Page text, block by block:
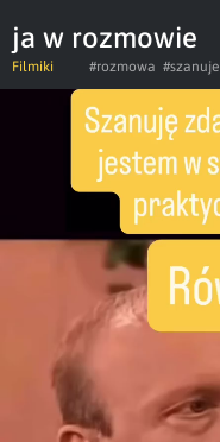
ja w rozmowie
Filmiki #rozmowa #szanuje